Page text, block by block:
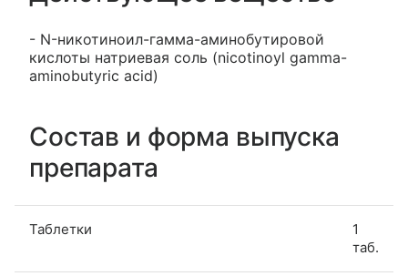
- N-никотиноил-гамма-аминобутировой
кислоты натриевая соль (nicotinoyl gamma-
aminobutyric acid)
Состав и форма выпуска
препарата
Таблетки
1
таб.